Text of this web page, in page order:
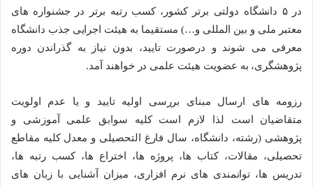
در ۵ دانشگاه دولتی برتر کشور، کسب رتبه برتر در جشنواره های
معتبر ملی و بین المللی و…) مستقیما به هیئت اجرایی جذب دانشگاه
معرفی می شوند و درصورت تایید، بدون نیاز به گذراندن دوره
پژوهشگری، به عضویت هیئت علمی در خواهند آمد.
رزومه های ارسال مبنای بررسی اولیه تایید و یا عدم اولویت
متقاضیان است لذا لازم است کلیه سوابق علمی آموزشی و
پژوهشی (رشته، دانشگاه، سال فارغ التحصیلی و معدل کلیه مقاطع
تحصیلی، مقالات، کتاب ها، پروژه ها، اختراع ها، کسب رتبه ها،
تدریس ها، توانمندی های نرم افزاری، میزان آشنایی با زبان های